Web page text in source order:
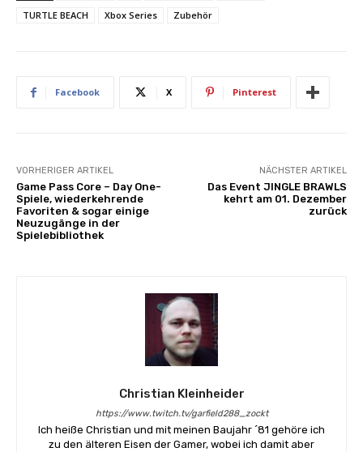
TURTLE BEACH
Xbox Series Zubehör
Facebook X Pinterest
VORHERIGER ARTIKEL
Game Pass Core – Day One-
Spiele, wiederkehrende
Favoriten & sogar einige
Neuzugänge in der
Spielebibliothek
NÄCHSTER ARTIKEL
Das Event JINGLE BRAWLS
kehrt am 01. Dezember
zurück
Christian Kleinheider
https://www.twitch.tv/garfield288_zockt
Ich heiße Christian und mit meinen Baujahr ´81 gehöre ich
zu den älteren Eisen der Gamer, wobei ich damit aber